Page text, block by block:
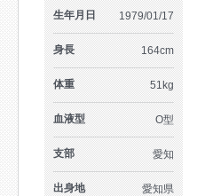
生年月日 1979/01/17
身長 164cm
体重 51kg
血液型 O型
支部 愛知
出身地 愛知県